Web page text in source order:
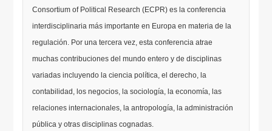
Consortium of Political Research (ECPR) es la conferencia
interdisciplinaria más importante en Europa en materia de la
regulación. Por una tercera vez, esta conferencia atrae
muchas contribuciones del mundo entero y de disciplinas
variadas incluyendo la ciencia política, el derecho, la
contabilidad, los negocios, la sociología, la economía, las
relaciones internacionales, la antropología, la administración
pública y otras disciplinas cognadas.